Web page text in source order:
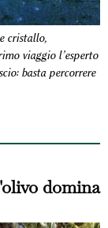
cristallo,
viaggio l’esperto
basta percorrere
domina